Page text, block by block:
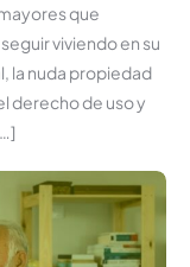
que
viviendo en su
la nuda propiedad
derecho de uso y